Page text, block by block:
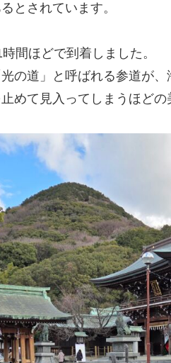
とされています。
間ほどで到着しました。
の道」と呼ばれる参道が
めて見入ってしまうほどの